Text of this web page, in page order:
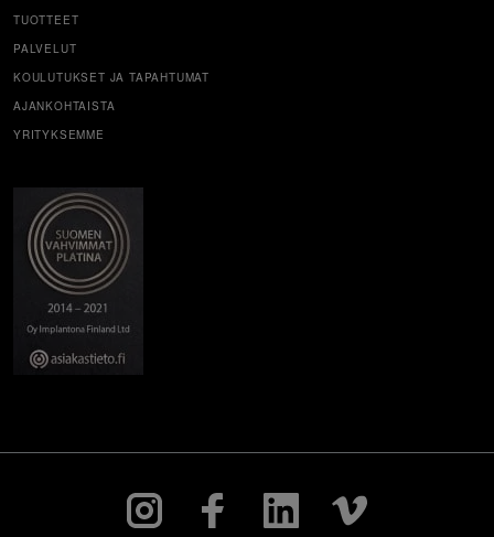
TUOTTEET
PALVELUT
KOULUTUKSET JA TAPAHTUMAT
AJANKOHTAISTA
YRITYKSEMME